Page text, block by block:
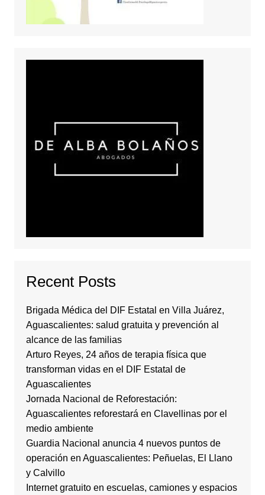
Recent Posts
Brigada Médica del DIF Estatal en Villa Juárez,
Aguascalientes: salud gratuita y prevención al
alcance de las familias
Arturo Reyes, 24 años de terapia física que
transforman vidas en el DIF Estatal de
Aguascalientes
Jornada Nacional de Reforestación:
Aguascalientes reforestará en Clavellinas por el
medio ambiente
Guardia Nacional anuncia 4 nuevos puntos de
operación en Aguascalientes: Peñuelas, El Llano
y Calvillo
Internet gratuito en escuelas, camiones y espacios